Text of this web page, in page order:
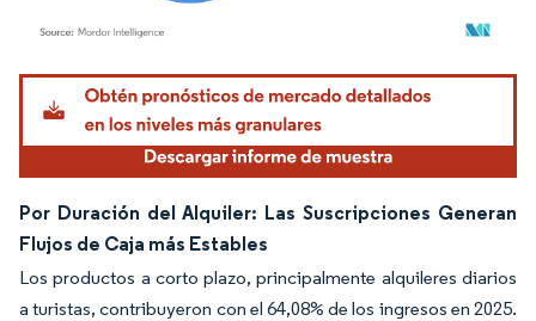
Imagen © Mordor Intelligence. El uso requiere atribución según CC BY 4.0.
Por Duración del Alquiler: Las Suscripciones Generan
Flujos de Caja más Estables
Los productos a corto plazo, principalmente alquileres diarios
a turistas, contribuyeron con el 64,08% de los ingresos en 2025.